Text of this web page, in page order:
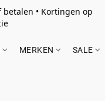
betalen • Kortingen op
MERKEN SALE